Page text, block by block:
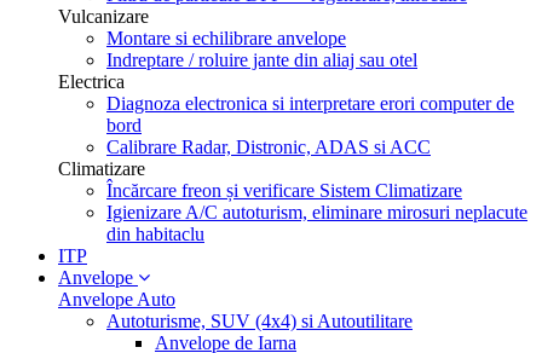
Vulcanizare
Montare si echilibrare anvelope
Indreptare / roluire jante din aliaj sau otel
Electrica
Diagnoza electronica si interpretare erori computer de
bord
Calibrare Radar, Distronic, ADAS si ACC
Climatizare
Încărcare freon și verificare Sistem Climatizare
Igienizare A/C autoturism, eliminare mirosuri neplacute
din habitaclu
ITP
Anvelope
Anvelope Auto
Autoturisme, SUV (4x4) si Autoutilitare
Anvelope de Iarna